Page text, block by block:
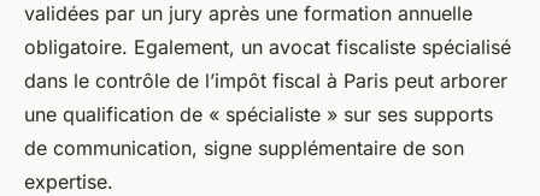
validées par un jury après une formation annuelle
obligatoire. Egalement, un avocat fiscaliste spécialisé
dans le contrôle de l’impôt fiscal à Paris peut arborer
une qualification de « spécialiste » sur ses supports
de communication, signe supplémentaire de son
expertise.